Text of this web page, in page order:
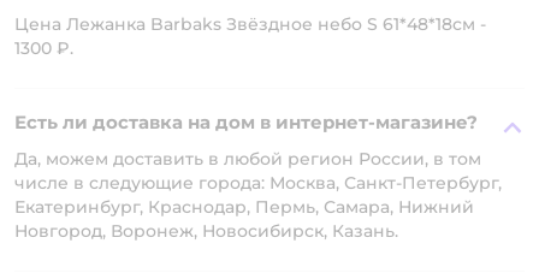
Цена Лежанка Barbaks Звёздное небо S 61*48*18см -
1300 ₽.
Есть ли доставка на дом в интернет-магазине?
Да, можем доставить в любой регион России, в том
числе в следующие города: Москва, Санкт-Петербург,
Екатеринбург, Краснодар, Пермь, Самара, Нижний
Новгород, Воронеж, Новосибирск, Казань.